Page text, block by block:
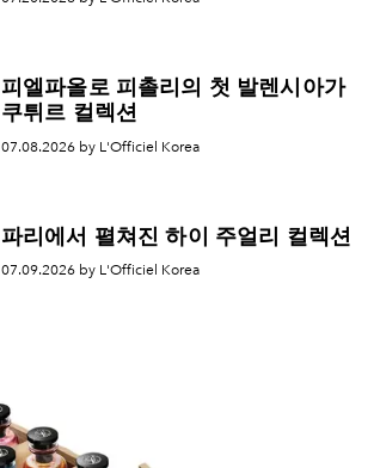
피엘파올로 피촐리의 첫 발렌시아가
쿠튀르 컬렉션
07.08.2026 by L'Officiel Korea
파리에서 펼쳐진 하이 주얼리 컬렉션
07.09.2026 by L'Officiel Korea